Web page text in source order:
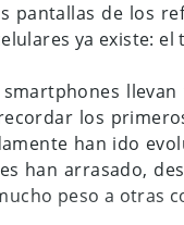
pantallas de los
ya existe:
los
han ido
han arrasado,
peso a otras